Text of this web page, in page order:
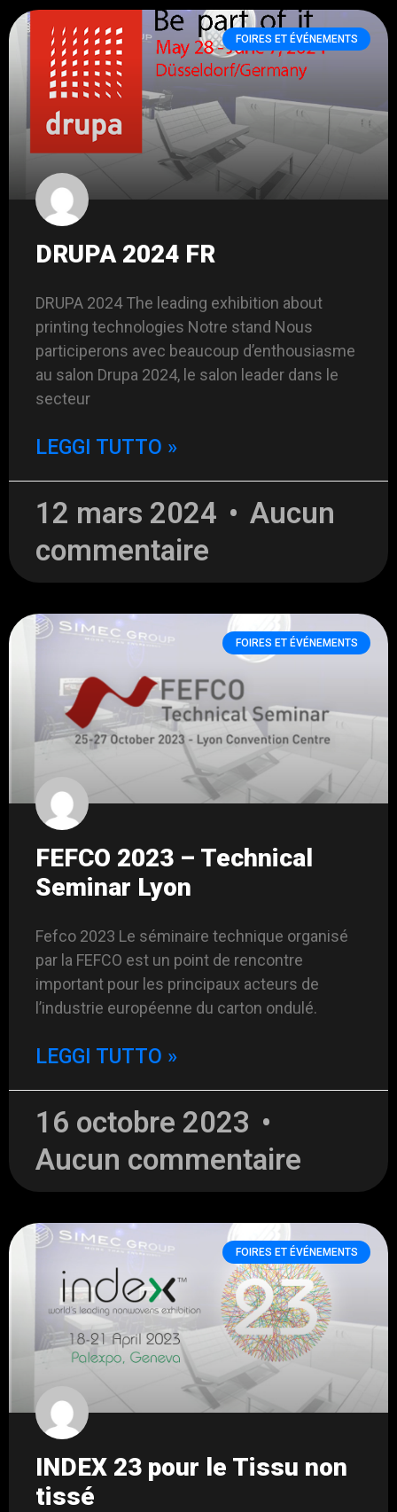
FOIRES ET ÉVÉNEMENTS
DRUPA 2024 FR
DRUPA 2024 The leading exhibition about
printing technologies Notre stand Nous
participerons avec beaucoup d’enthousiasme
au salon Drupa 2024, le salon leader dans le
secteur
LEGGI TUTTO »
12 mars 2024
Aucun
commentaire
FOIRES ET ÉVÉNEMENTS
FEFCO 2023 – Technical
Seminar Lyon
Fefco 2023 Le séminaire technique organisé
par la FEFCO est un point de rencontre
important pour les principaux acteurs de
l’industrie européenne du carton ondulé.
LEGGI TUTTO »
16 octobre 2023
Aucun commentaire
FOIRES ET ÉVÉNEMENTS
INDEX 23 pour le Tissu non
tissé